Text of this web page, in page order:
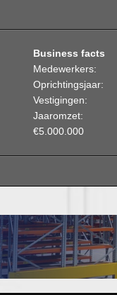
Business facts
Medewerkers:
Oprichtingsjaar:
Vestigingen:
Jaaromzet:
€5.000.000